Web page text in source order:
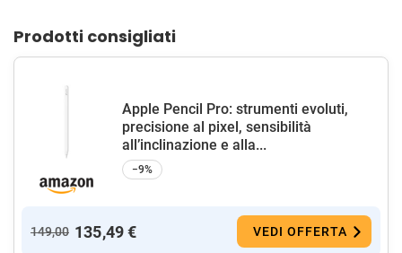
Prodotti consigliati
Apple Pencil Pro: strumenti evoluti,
precisione al pixel, sensibilità
all’inclinazione e alla...
−9%
149,00 135,49 € VEDI OFFERTA